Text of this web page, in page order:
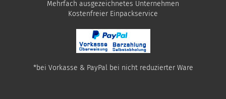
Mehrfach ausgezeichnetes Unternehmen
​Kostenfreier Einpackservice
*bei Vorkasse & PayPal bei nicht reduzierter Ware